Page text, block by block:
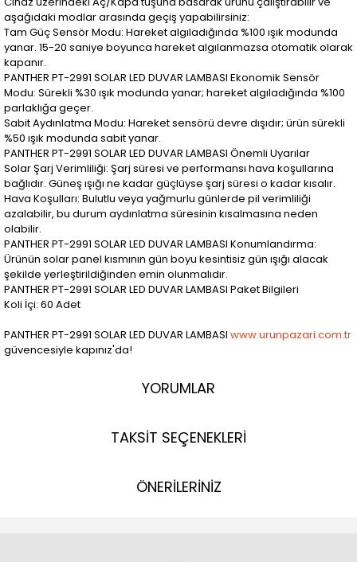
aşağıdaki modlar arasında geçiş yapabilirsiniz:
Tam Güç Sensör Modu: Hareket algıladığında %100 ışık modunda
yanar. 15-20 saniye boyunca hareket algılanmazsa otomatik olarak
kapanır.
PANTHER PT-2991 SOLAR LED DUVAR LAMBASI Ekonomik Sensör
Modu: Sürekli %30 ışık modunda yanar; hareket algıladığında %100
parlaklığa geçer.
Sabit Aydınlatma Modu: Hareket sensörü devre dışıdır; ürün sürekli
%50 ışık modunda sabit yanar.
PANTHER PT-2991 SOLAR LED DUVAR LAMBASI Önemli Uyarılar
Solar Şarj Verimliliği: Şarj süresi ve performansı hava koşullarına
bağlıdır. Güneş ışığı ne kadar güçlüyse şarj süresi o kadar kısalır.
Hava Koşulları: Bulutlu veya yağmurlu günlerde pil verimliliği
azalabilir, bu durum aydınlatma süresinin kısalmasına neden
olabilir.
PANTHER PT-2991 SOLAR LED DUVAR LAMBASI Konumlandırma:
Ürünün solar panel kısmının gün boyu kesintisiz gün ışığı alacak
şekilde yerleştirildiğinden emin olunmalıdır.
PANTHER PT-2991 SOLAR LED DUVAR LAMBASI Paket Bilgileri
Koli İçi: 60 Adet
PANTHER PT-2991 SOLAR LED DUVAR LAMBASI www.urunpazari.com.tr
güvencesiyle kapınız'da!
YORUMLAR
TAKSİT SEÇENEKLERİ
ÖNERİLERİNİZ